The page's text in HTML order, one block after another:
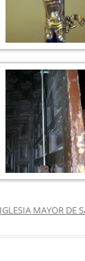
MAYOR DE